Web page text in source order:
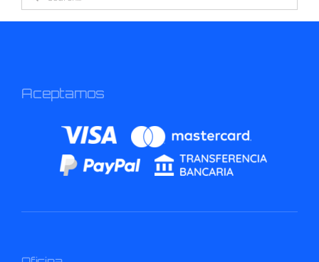
for:
Aceptamos